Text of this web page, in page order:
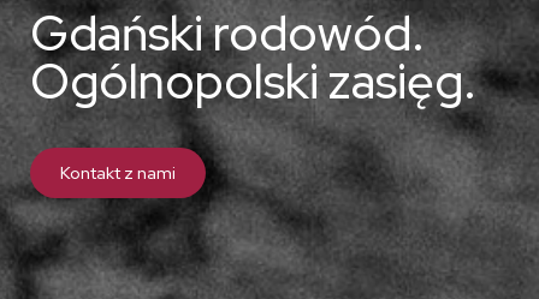
Gdański rodowód.
Ogólnopolski zasięg.
Kontakt z nami